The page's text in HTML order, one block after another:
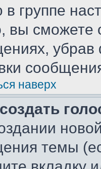
в группе
вы сможете
наверх
темы